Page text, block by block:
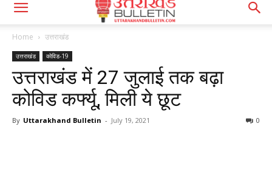
Home उत्तराखंड
उत्तराखंड कोविड-19
उत्तराखंड में 27 जुलाई तक बढ़ा
कोविड कर्फ्यू, मिली ये छूट
By Uttarakhand Bulletin - July 19, 2021 0